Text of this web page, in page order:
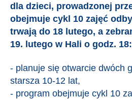
dla dzieci, prowadzonej
obejmuje cykl 10 zajęć
trwają do 18 lutego, a
19. lutego w Hali o godz.
- planuje się otwarcie dwóch
starsza 10-12 lat,
- program obejmuje cykl 10